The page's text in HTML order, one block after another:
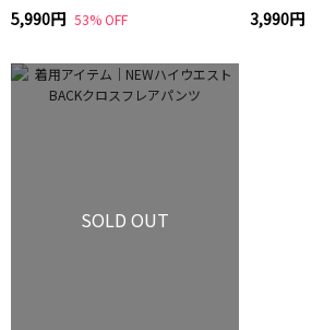
5,990円 53% OFF 3,990円
SOLD OUT